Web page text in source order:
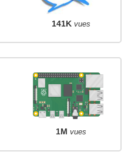
141K vues
1M vues